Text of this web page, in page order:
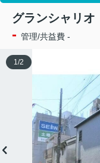
グランシャリオ
- 管理/共益費 -
1 /2